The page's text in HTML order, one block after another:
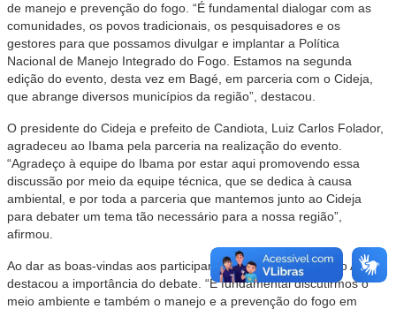
de manejo e prevenção do fogo. “É fundamental dialogar com as
comunidades, os povos tradicionais, os pesquisadores e os
gestores para que possamos divulgar e implantar a Política
Nacional de Manejo Integrado do Fogo. Estamos na segunda
edição do evento, desta vez em Bagé, em parceria com o Cideja,
que abrange diversos municípios da região”, destacou.
O presidente do Cideja e prefeito de Candiota, Luiz Carlos Folador,
agradeceu ao Ibama pela parceria na realização do evento.
“Agradeço à equipe do Ibama por estar aqui promovendo essa
discussão por meio da equipe técnica, que se dedica à causa
ambiental, e por toda a parceria que mantemos junto ao Cideja
para debater um tema tão necessário para a nossa região”,
afirmou.
Ao dar as boas-vindas aos participantes, o vice-prefeito Beto Alagia
destacou a importância do debate. “É fundamental discutirmos o
meio ambiente e também o manejo e a prevenção do fogo em